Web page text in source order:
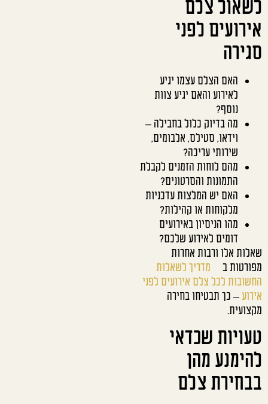
לשאול צלם
אירועים לפני
סגירה
האם הצלם עצמו יגיע
לאירוע והאם יגיע צוות
נוסף?
מה בדיוק כלול בחבילה –
וידאו, סטילס, אלבומים,
שירותי עריכה?
מהם לוחות הזמנים לקבלת
התמונות והסרטונים?
האם יש המלצות עדכניות
מלקוחות או קהילות?
מהו הניסיון באירועים
דומים לאירוע שלכם?
שאלות אלו ורבות אחרות
מפורטות ב
מדריך לשאלות
החשובות לכל צלם אירועים לפני
אירוע – כך תבטיחו בחירה
מקצועית.
טעויות שכדאי
להימנע מהן
בבחירת צלם